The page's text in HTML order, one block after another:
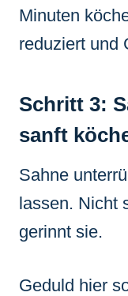
Minuten
reduziert und
Schritt 3:
sanft
Sahne
lassen. Nicht
gerinnt sie.
Geduld hier